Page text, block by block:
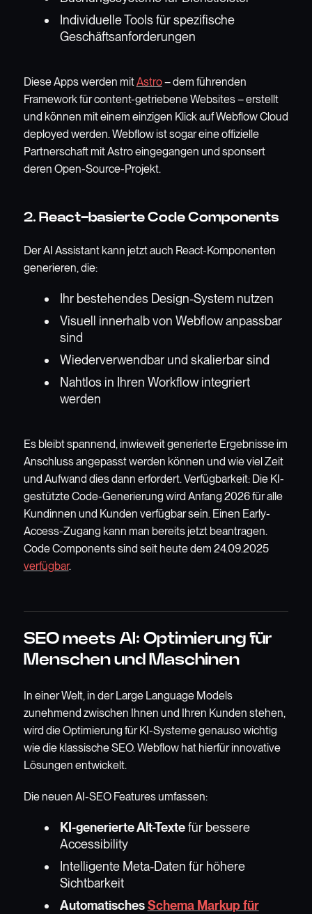
Individuelle Tools für spezifische
Geschäftsanforderungen
Diese Apps werden mitAstro– dem führenden
Framework für content-getriebene Websites – erstellt
und können mit einem einzigen Klick auf Webflow Cloud
deployed werden. Webflow ist sogar eine offizielle
Partnerschaft mit Astro eingegangen und sponsert
deren Open-Source-Projekt.
2. React-basierte Code Components
Der AI Assistant kann jetzt auch React-Komponenten
generieren, die:
Ihr bestehendes Design-System nutzen
Visuell innerhalb von Webflow anpassbar
sind
Wiederverwendbar und skalierbar sind
Nahtlos in Ihren Workflow integriert
werden
Es bleibt spannend, inwieweit generierte Ergebnisse im
Anschluss angepasst werden können und wie viel Zeit
und Aufwand dies dann erfordert. Verfügbarkeit: Die KI-
gestützte Code-Generierung wird Anfang 2026 für alle
Kundinnen und Kunden verfügbar sein. Einen Early-
Access-Zugang kann man bereits jetzt beantragen.
Code Components sind seit heute dem 24.09.2025
verfügbar.
SEO meets AI: Optimierung für
Menschen und Maschinen
In einer Welt, in der Large Language Models
zunehmend zwischen Ihnen und Ihren Kunden stehen,
wird die Optimierung für KI-Systeme genauso wichtig
wie die klassische SEO. Webflow hat hierfür innovative
Lösungen entwickelt.
Die neuen AI-SEO Features umfassen:
KI-generierte Alt-Textefür bessere
Accessibility
Intelligente Meta-Daten für höhere
Sichtbarkeit
AutomatischesSchema Markup für